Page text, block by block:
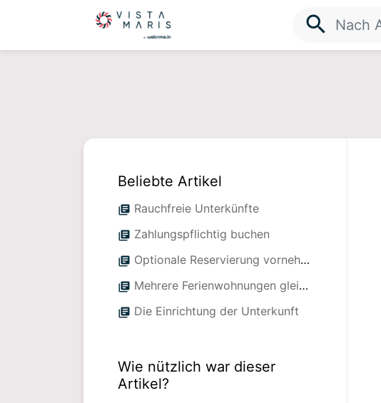
search
Beliebte Artikel
library_books Rauchfreie Unterkünfte
library_books Zahlungspflichtig buchen
library_books Optionale Reservierung vornehmen
library_books Mehrere Ferienwohnungen gleichzeitig buchen
library_books Die Einrichtung der Unterkunft
Wie nützlich war dieser
Artikel?